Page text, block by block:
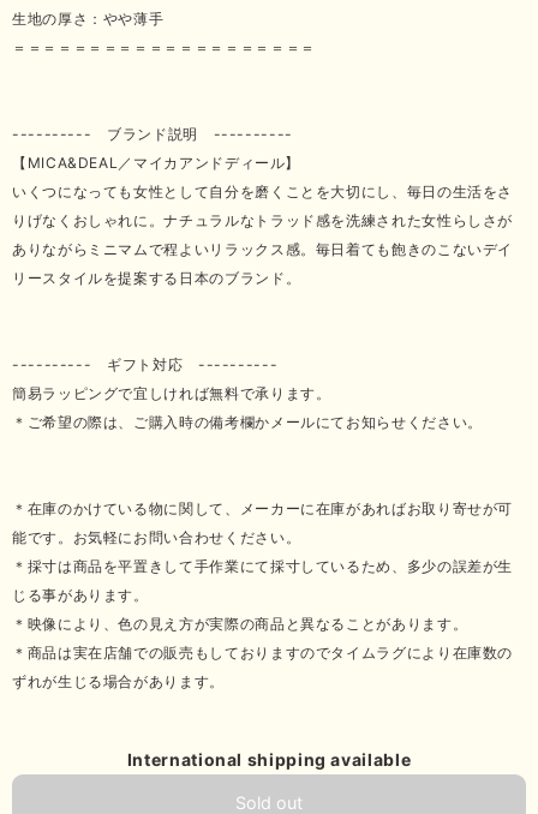
生地の厚さ：やや薄手
＝＝＝＝＝＝＝＝＝＝＝＝＝＝＝＝＝＝＝＝
---------- ブランド説明 ----------
【MICA&DEAL／マイカアンドディール】
いくつになっても女性として自分を磨くことを大切にし、毎日の生活をさ
りげなくおしゃれに。ナチュラルなトラッド感を洗練された女性らしさが
ありながらミニマムで程よいリラックス感。毎日着ても飽きのこないデイ
リースタイルを提案する日本のブランド。
---------- ギフト対応 ----------
簡易ラッピングで宜しければ無料で承ります。
＊ご希望の際は、ご購入時の備考欄かメールにてお知らせください。
＊在庫のかけている物に関して、メーカーに在庫があればお取り寄せが可
能です。お気軽にお問い合わせください。
＊採寸は商品を平置きして手作業にて採寸しているため、多少の誤差が生
じる事があります。
＊映像により、色の見え方が実際の商品と異なることがあります。
＊商品は実在店舗での販売もしておりますのでタイムラグにより在庫数の
ずれが生じる場合があります。
International shipping available
Sold out